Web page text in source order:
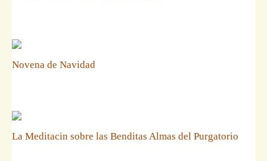
Novena de Navidad
La Meditacin sobre las Benditas Almas del Purgatorio